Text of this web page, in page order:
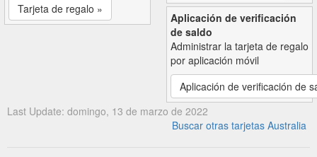
Tarjeta de regalo »
Aplicación de verificación
de saldo
Administrar la tarjeta de regalo
por aplicación móvil
Aplicación de verificación de
Last Update: domingo, 13 de marzo de 2022
Buscar otras tarjetas Australia